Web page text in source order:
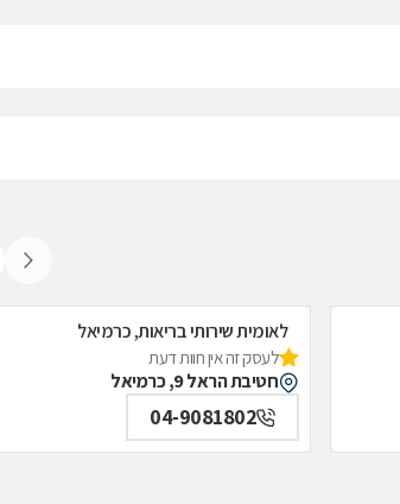
לאומית שירותי בריאות, כרמיאל
לעסק זה אין חוות דעת
חטיבת הראל 9, כרמיאל
04-9081802